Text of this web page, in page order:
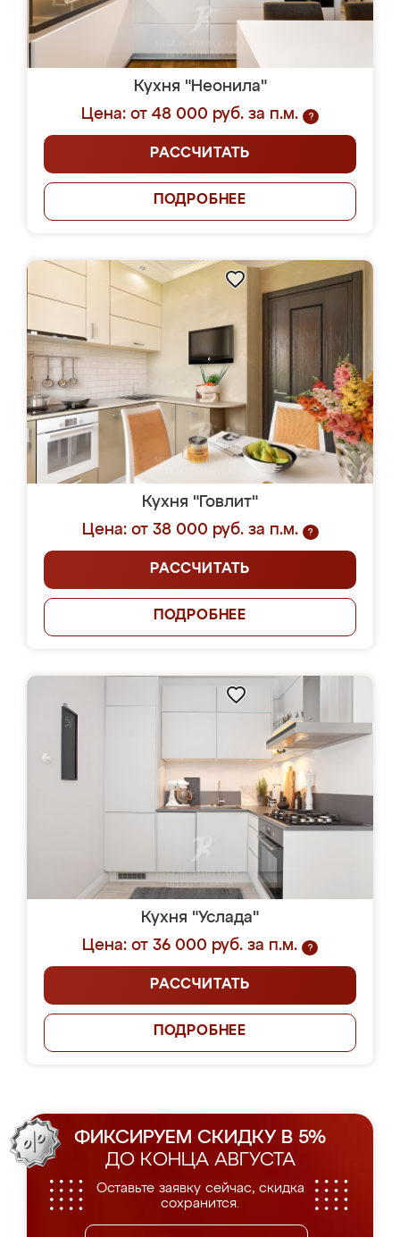
Кухня "Неонила"
Цена: от 48 000 руб. за п.м.
?
РАССЧИТАТЬ
ПОДРОБНЕЕ
Кухня "Говлит"
Цена: от 38 000 руб. за п.м.
?
РАССЧИТАТЬ
ПОДРОБНЕЕ
Кухня "Услада"
Цена: от 36 000 руб. за п.м.
?
РАССЧИТАТЬ
ПОДРОБНЕЕ
ФИКСИРУЕМ СКИДКУ В 5%
ДО КОНЦА АВГУСТА
Оставьте заявку сейчас, скидка
сохранится.